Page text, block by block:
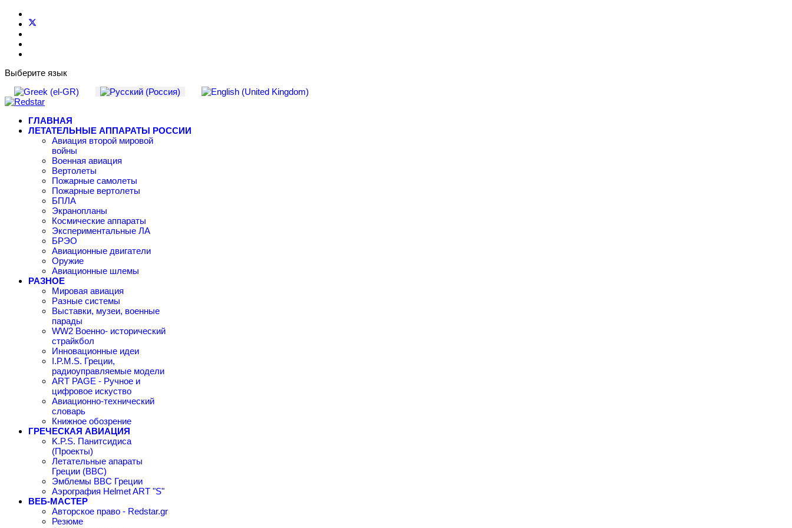
Выберите язык
ГЛАВНАЯ
ЛЕТАТЕЛЬНЫЕ АППАРАТЫ РОССИИ
Авиация второй мировой
войны
Военная авиация
Вертолеты
Пожарные самолеты
Пожарные вертолеты
БПЛА
Экранопланы
Космические аппараты
Экспериментальные ЛА
БРЭО
Авиационные двигатели
Оружие
Авиационные шлемы
РАЗНОЕ
Мировая авиация
Разные системы
Выставки, музеи, военные
парады
WW2 Военно- исторический
страйкбол
Инновационные идеи
I.P.M.S. Греции,
радиоуправляемые модели
ART PAGE - Ручное и
цифровое искуство
Авиационно-технический
словарь
Книжное обозрение
ГРЕЧЕСКАЯ АВИАЦИЯ
K.P.S. Панитсидиса
(Проекты)
Летательные апараты
Греции (ВВС)
Эмблемы ВВС Греции
Аэрография Helmet ART "S"
ВЕБ-МАСТЕР
Авторское право - Redstar.gr
Резюме